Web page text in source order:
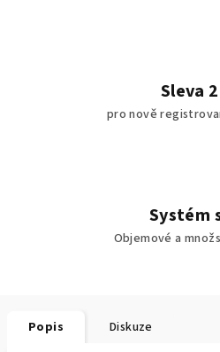
Sleva
pro nově
Systém
Objemové a
Popis Diskuze